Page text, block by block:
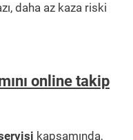
daha az kaza riski
online takip
kapsamında,